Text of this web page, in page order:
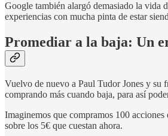
Google también alargó demasiado la vida
experiencias con mucha pinta de estar
Promediar a la baja: Un
Vuelvo de nuevo a Paul Tudor Jones y su
comprando más cuando baja, para así
Imaginemos que compramos 100
sobre los 5€ que cuestan ahora.